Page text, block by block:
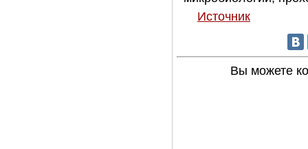
Источник
Вы можете